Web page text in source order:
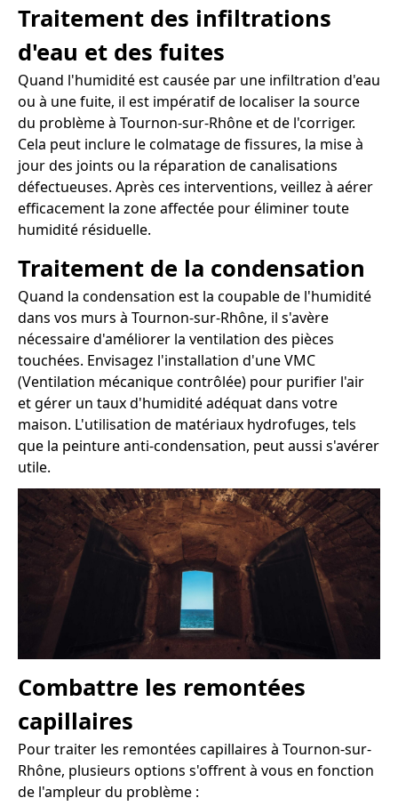
Traitement des infiltrations
d'eau et des fuites
Quand l'humidité est causée par une infiltration d'eau
ou à une fuite, il est impératif de localiser la source
du problème à Tournon-sur-Rhône et de l'corriger.
Cela peut inclure le colmatage de fissures, la mise à
jour des joints ou la réparation de canalisations
défectueuses. Après ces interventions, veillez à aérer
efficacement la zone affectée pour éliminer toute
humidité résiduelle.
Traitement de la condensation
Quand la condensation est la coupable de l'humidité
dans vos murs à Tournon-sur-Rhône, il s'avère
nécessaire d'améliorer la ventilation des pièces
touchées. Envisagez l'installation d'une VMC
(Ventilation mécanique contrôlée) pour purifier l'air
et gérer un taux d'humidité adéquat dans votre
maison. L'utilisation de matériaux hydrofuges, tels
que la peinture anti-condensation, peut aussi s'avérer
utile.
Combattre les remontées
capillaires
Pour traiter les remontées capillaires à Tournon-sur-
Rhône, plusieurs options s'offrent à vous en fonction
de l'ampleur du problème :